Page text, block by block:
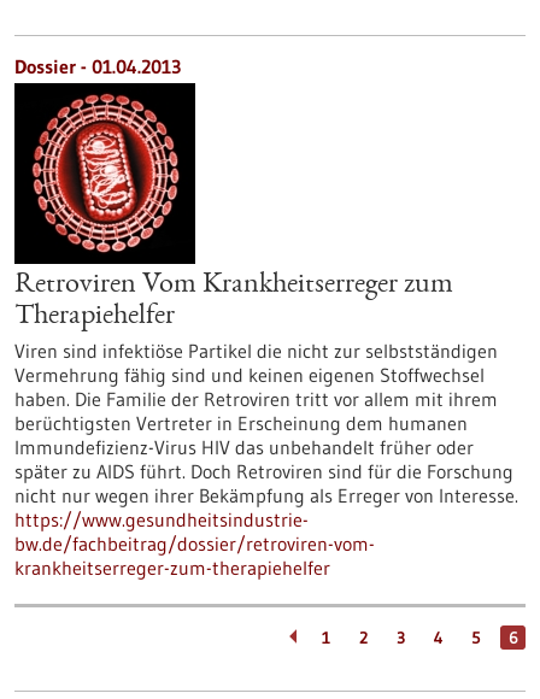
Dossier - 01.04.2013
Retroviren Vom Krankheitserreger zum
Therapiehelfer
Viren sind infektiöse Partikel die nicht zur selbstständigen
Vermehrung fähig sind und keinen eigenen Stoffwechsel
haben. Die Familie der Retroviren tritt vor allem mit ihrem
berüchtigsten Vertreter in Erscheinung dem humanen
Immundefizienz-Virus HIV das unbehandelt früher oder
später zu AIDS führt. Doch Retroviren sind für die Forschung
nicht nur wegen ihrer Bekämpfung als Erreger von Interesse.
https://www.gesundheitsindustrie-
bw.de/fachbeitrag/dossier/retroviren-vom-
krankheitserreger-zum-therapiehelfer
1 2 3 4 5 6